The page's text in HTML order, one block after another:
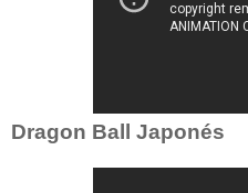
Dragon Ball Japonés